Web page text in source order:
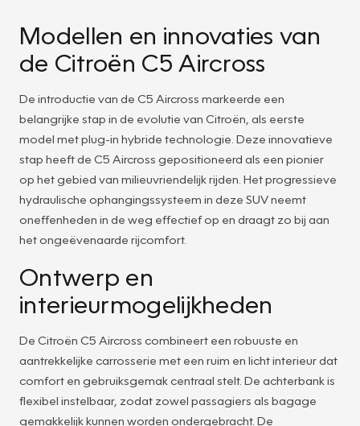
Modellen en innovaties van
de Citroën C5 Aircross
De introductie van de C5 Aircross markeerde een
belangrijke stap in de evolutie van Citroën, als eerste
model met plug-in hybride technologie. Deze innovatieve
stap heeft de C5 Aircross gepositioneerd als een pionier
op het gebied van milieuvriendelijk rijden. Het progressieve
hydraulische ophangingssysteem in deze SUV neemt
oneffenheden in de weg effectief op en draagt zo bij aan
het ongeëvenaarde rijcomfort.
Ontwerp en
interieurmogelijkheden
De Citroën C5 Aircross combineert een robuuste en
aantrekkelijke carrosserie met een ruim en licht interieur dat
comfort en gebruiksgemak centraal stelt. De achterbank is
flexibel instelbaar, zodat zowel passagiers als bagage
gemakkelijk kunnen worden ondergebracht. De